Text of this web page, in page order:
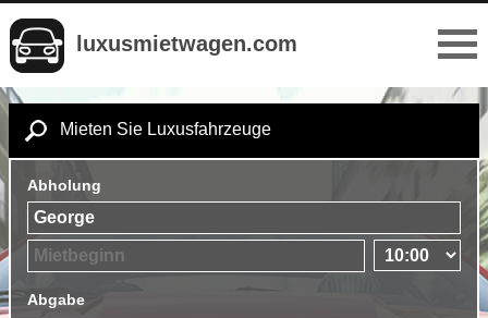
luxusmietwagen.com
Mieten Sie Luxusfahrzeuge
Abholung
Abgabe